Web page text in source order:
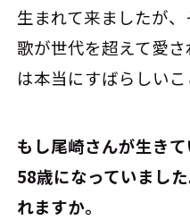
生まれて来ましたが
歌が世代を超えて愛
は本当にすばらしいこ
――もし尾崎さんが生き
58歳になっていまし
れますか。